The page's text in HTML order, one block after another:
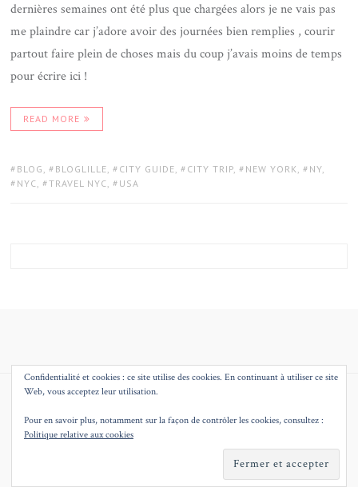
dernières semaines ont été plus que chargées alors je ne vais pas
me plaindre car j’adore avoir des journées bien remplies , courir
partout faire plein de choses mais du coup j’avais moins de temps
pour écrire ici !
READ MORE
TAGS:
BLOG , BLOGLILLE, CITY GUIDE, CITY TRIP, NEW YORK, NY,
NYC, TRAVEL NYC, USA
JUSTGOODTHEMES.COM
Confidentialité et cookies : ce site utilise des cookies. En continuant à utiliser ce site
Web, vous acceptez leur utilisation.
Pour en savoir plus, notamment sur la façon de contrôler les cookies, consultez :
Politique relative aux cookies